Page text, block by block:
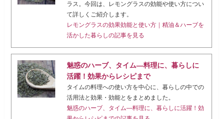
ラス。今回は、レモングラスの効能や使い方につい
て詳しくご紹介します。
レモングラスの効果効能と使い方｜精油＆ハーブを
活かした暮らしの記事を見る
魅惑のハーブ、タイム―料理に、暮らしに
活躍！効果からレシピまで
タイムの料理への使い方を中心に、暮らしの中での
活用法と効果・効能とをまとめました。
魅惑のハーブ、タイム―料理に、暮らしに活躍！効